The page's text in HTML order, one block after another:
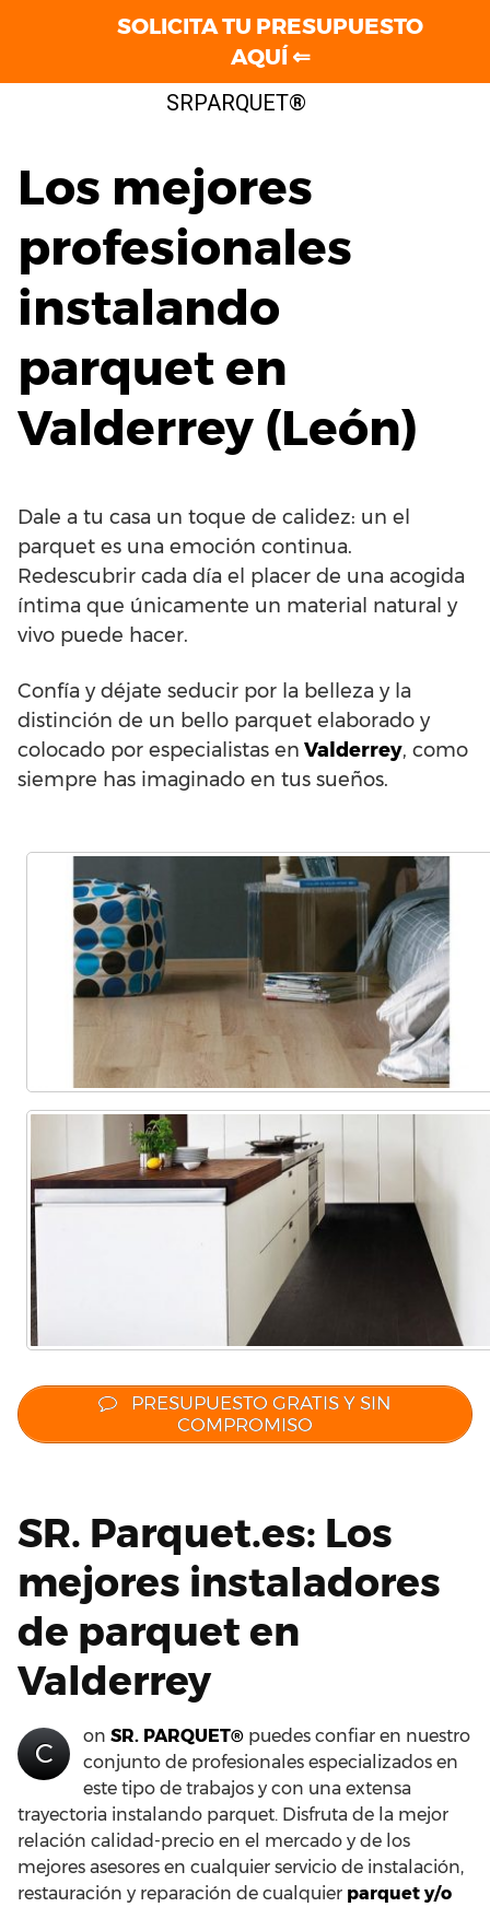
SRPARQUET®
Los mejores
profesionales
instalando
parquet en
Valderrey (León)
Dale a tu casa un toque de calidez: un el
parquet es una emoción continua.
Redescubrir cada día el placer de una acogida
íntima que únicamente un material natural y
vivo puede hacer.
Confía y déjate seducir por la belleza y la
distinción de un bello parquet elaborado y
colocado por especialistas en Valderrey, como
siempre has imaginado en tus sueños.
PRESUPUESTO GRATIS Y SIN
COMPROMISO
SR. Parquet.es: Los
mejores instaladores
de parquet en
Valderrey
C
on SR. PARQUET® puedes confiar en nuestro
conjunto de profesionales especializados en
este tipo de trabajos y con una extensa
trayectoria instalando parquet. Disfruta de la mejor
relación calidad-precio en el mercado y de los
mejores asesores en cualquier servicio de instalación,
restauración y reparación de cualquier parquet y/o
SOLICITA TU PRESUPUESTO
AQUÍ ⇐